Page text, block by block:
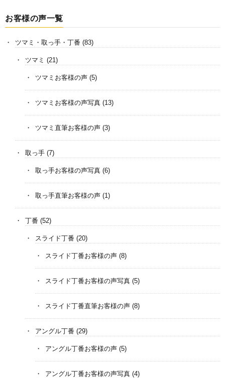
お客様の声一覧
ツマミ・取っ手・丁番 (83)
ツマミ (21)
ツマミお客様の声 (5)
ツマミお客様の声写真 (13)
ツマミ直筆お客様の声 (3)
取っ手 (7)
取っ手お客様の声写真 (6)
取っ手直筆お客様の声 (1)
丁番 (52)
スライド丁番 (20)
スライド丁番お客様の声 (8)
スライド丁番お客様の声写真 (5)
スライド丁番直筆お客様の声 (8)
アングル丁番 (29)
アングル丁番お客様の声 (5)
アングル丁番お客様の声写真 (4)